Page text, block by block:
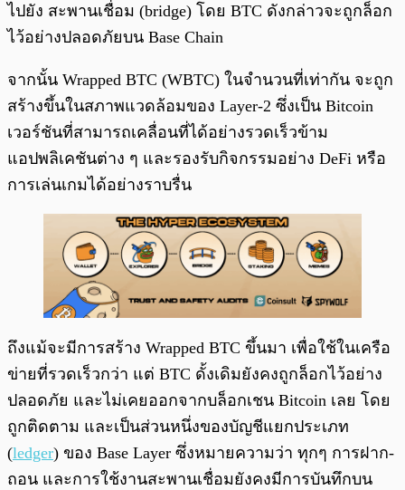
ไปยัง สะพานเชื่อม (bridge) โดย BTC ดังกล่าวจะถูกล็อก
ไว้อย่างปลอดภัยบน Base Chain
จากนั้น Wrapped BTC (WBTC) ในจำนวนที่เท่ากัน จะถูก
สร้างขึ้นในสภาพแวดล้อมของ Layer-2 ซึ่งเป็น Bitcoin
เวอร์ชันที่สามารถเคลื่อนที่ได้อย่างรวดเร็วข้าม
แอปพลิเคชันต่าง ๆ และรองรับกิจกรรมอย่าง DeFi หรือ
การเล่นเกมได้อย่างราบรื่น
ถึงแม้จะมีการสร้าง Wrapped BTC ขึ้นมา เพื่อใช้ในเครือ
ข่ายที่รวดเร็วกว่า แต่ BTC ดั้งเดิมยังคงถูกล็อกไว้อย่าง
ปลอดภัย และไม่เคยออกจากบล็อกเชน Bitcoin เลย โดย
ถูกติดตาม และเป็นส่วนหนึ่งของบัญชีแยกประเภท
(ledger) ของ Base Layer ซึ่งหมายความว่า ทุกๆ การฝาก-
ถอน และการใช้งานสะพานเชื่อมยังคงมีการบันทึกบน